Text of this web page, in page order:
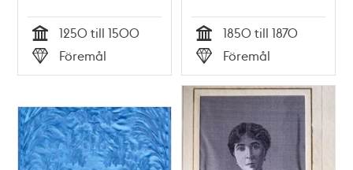
Tid
1250 till 1500
Typ
Föremål Tid
1850 till 1870
Typ
Föremål